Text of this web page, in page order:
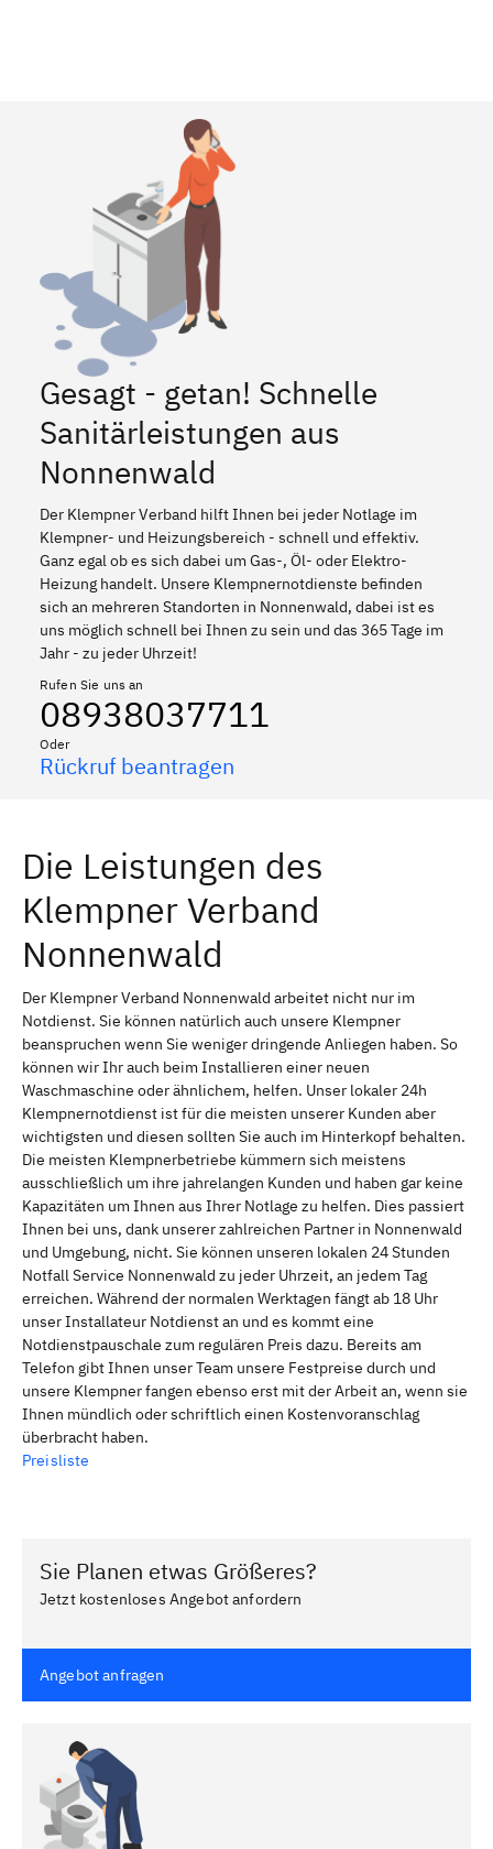
Gesagt - getan! Schnelle
Sanitärleistungen aus
Nonnenwald
Der Klempner Verband hilft Ihnen bei jeder Notlage im
Klempner- und Heizungsbereich - schnell und effektiv.
Ganz egal ob es sich dabei um Gas-, Öl- oder Elektro-
Heizung handelt. Unsere Klempnernotdienste befinden
sich an mehreren Standorten in Nonnenwald, dabei ist es
uns möglich schnell bei Ihnen zu sein und das 365 Tage im
Jahr - zu jeder Uhrzeit!
Rufen Sie uns an
08938037711
Oder
Rückruf beantragen
Die Leistungen des
Klempner Verband
Nonnenwald
Der Klempner Verband Nonnenwald arbeitet nicht nur im
Notdienst. Sie können natürlich auch unsere Klempner
beanspruchen wenn Sie weniger dringende Anliegen haben. So
können wir Ihr auch beim Installieren einer neuen
Waschmaschine oder ähnlichem, helfen. Unser lokaler 24h
Klempnernotdienst ist für die meisten unserer Kunden aber
wichtigsten und diesen sollten Sie auch im Hinterkopf behalten.
Die meisten Klempnerbetriebe kümmern sich meistens
ausschließlich um ihre jahrelangen Kunden und haben gar keine
Kapazitäten um Ihnen aus Ihrer Notlage zu helfen. Dies passiert
Ihnen bei uns, dank unserer zahlreichen Partner in Nonnenwald
und Umgebung, nicht. Sie können unseren lokalen 24 Stunden
Notfall Service Nonnenwald zu jeder Uhrzeit, an jedem Tag
erreichen. Während der normalen Werktagen fängt ab 18 Uhr
unser Installateur Notdienst an und es kommt eine
Notdienstpauschale zum regulären Preis dazu. Bereits am
Telefon gibt Ihnen unser Team unsere Festpreise durch und
unsere Klempner fangen ebenso erst mit der Arbeit an, wenn sie
Ihnen mündlich oder schriftlich einen Kostenvoranschlag
überbracht haben.
Preisliste
Sie Planen etwas Größeres?
Jetzt kostenloses Angebot anfordern
Angebot anfragen